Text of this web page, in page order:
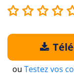
ou Testez vos